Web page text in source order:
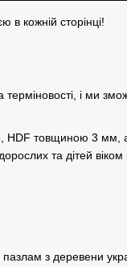
кожній сторінці!
і ми
HDF товщиною 3
та дітей віком
з деревени